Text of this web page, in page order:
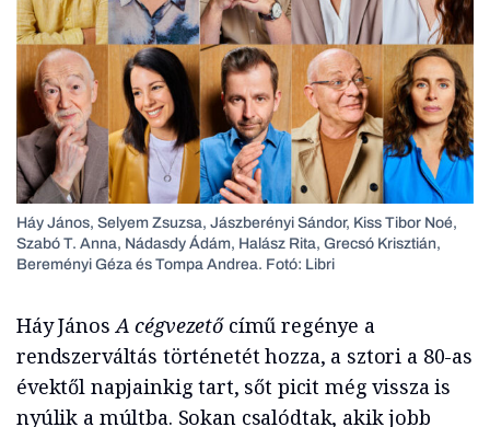
Háy János, Selyem Zsuzsa, Jászberényi Sándor, Kiss Tibor Noé,
Szabó T. Anna, Nádasdy Ádám, Halász Rita, Grecsó Krisztián,
Bereményi Géza és Tompa Andrea. Fotó: Libri
Háy JánosA cégvezetőcímű regénye a
rendszerváltás történetét hozza, a sztori a 80-as
évektől napjainkig tart, sőt picit még vissza is
nyúlik a múltba. Sokan csalódtak, akik jobb